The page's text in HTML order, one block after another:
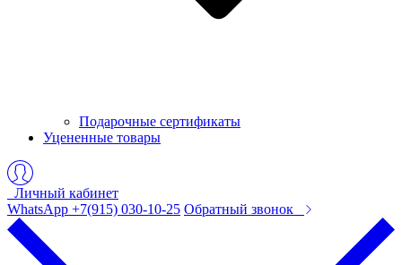
Подарочные сертификаты
Уцененные товары
Личный кабинет
WhatsApp +7(915) 030-10-25 Обратный звонок